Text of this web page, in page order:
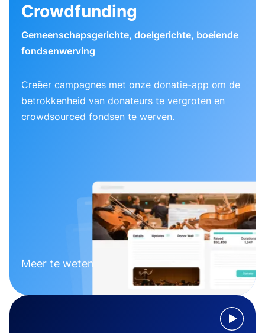
Crowdfunding
Gemeenschapsgerichte, doelgerichte, boeiende
fondsenwerving
Creëer campagnes met onze donatie-app om de
betrokkenheid van donateurs te vergroten en
crowdsourced fondsen te werven.
Meer te weten komen